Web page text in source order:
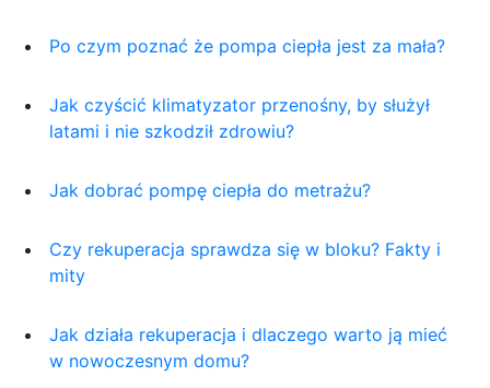
Po czym poznać że pompa ciepła jest za mała?
Jak czyścić klimatyzator przenośny, by służył
latami i nie szkodził zdrowiu?
Jak dobrać pompę ciepła do metrażu?
Czy rekuperacja sprawdza się w bloku? Fakty i
mity
Jak działa rekuperacja i dlaczego warto ją mieć
w nowoczesnym domu?